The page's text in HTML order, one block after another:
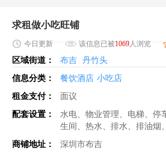
求租做小吃旺铺
今日 更新 该信息已被1069人浏览
区域街道： 布吉 丹竹头
信息分类：
餐饮酒店 小吃店
租金支付：
面议
配套设置：
水电、物业管理、电梯、停
生间、热水、排水、排油烟
商铺地址：
深圳市布吉